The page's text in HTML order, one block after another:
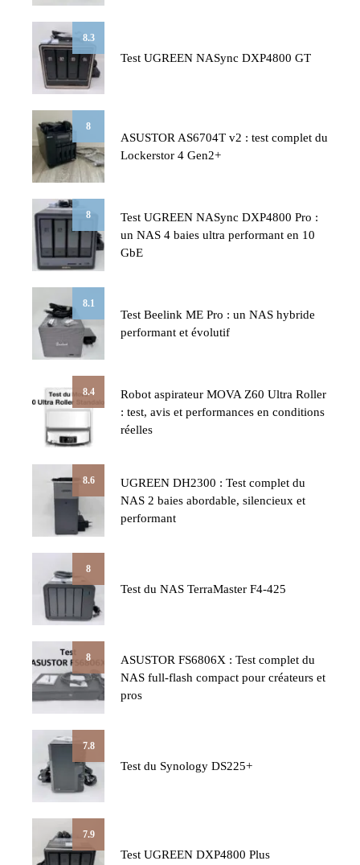
8.3
Test UGREEN NASync DXP4800 GT
8
ASUSTOR AS6704T v2 : test complet du
Lockerstor 4 Gen2+
8
Test UGREEN NASync DXP4800 Pro :
un NAS 4 baies ultra performant en 10
GbE
8.1
Test Beelink ME Pro : un NAS hybride
performant et évolutif
8.4
Robot aspirateur MOVA Z60 Ultra Roller
: test, avis et performances en conditions
réelles
8.6
UGREEN DH2300 : Test complet du
NAS 2 baies abordable, silencieux et
performant
8
Test du NAS TerraMaster F4-425
8
ASUSTOR FS6806X : Test complet du
NAS full-flash compact pour créateurs et
pros
7.8
Test du Synology DS225+
7.9
Test UGREEN DXP4800 Plus